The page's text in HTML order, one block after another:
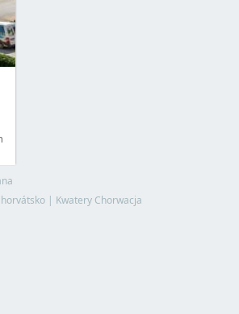
| Kwatery Chorwacja